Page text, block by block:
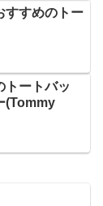
すすめのトー
トートバッ
(Tommy